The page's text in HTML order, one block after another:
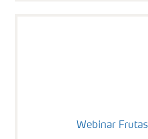
Webinar Frutas